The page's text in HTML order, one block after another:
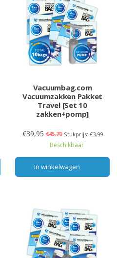
Vacuumbag.com
Vacuumzakken Pakket
Travel [Set 10
zakken+pomp]
€39,95 €45,70 Stukprijs: €3,99
Beschikbaar
In winkelwagen